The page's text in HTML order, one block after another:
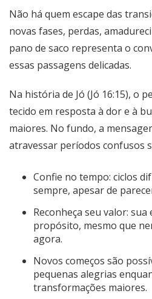
Não há quem escape das
novas fases, perdas,
pano de saco representa o
essas passagens delicadas.
Na história de Jó (Jó 16:15), o
tecido em resposta à dor e à
maiores. No fundo, a
atravessar períodos confusos
Confie no tempo: ciclos
sempre, apesar de
Reconheça seu valor: sua
propósito, mesmo que
agora.
Novos começos são
pequenas alegrias
transformações maiores.